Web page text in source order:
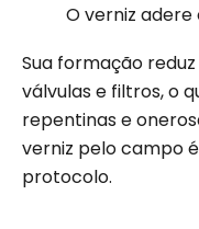
O verniz adere
Sua formação
válvulas e filtros, o
repentinas e
verniz pelo campo
protocolo.